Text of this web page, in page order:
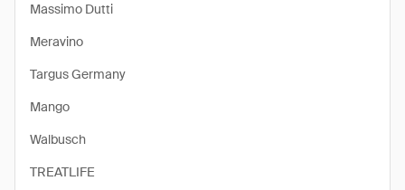
Massimo Dutti
Meravino
Targus Germany
Mango
Walbusch
TREATLIFE